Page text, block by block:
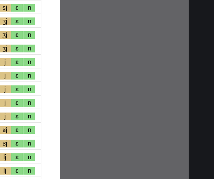
sj ɛ n
ʒj ɛ n
ʒj ɛ n
ʒj ɛ n
j ɛ n
j ɛ n
j ɛ n
j ɛ n
j ɛ n
ʁj ɛ n
ʁj ɛ n
lj ɛ n
lj ɛ n